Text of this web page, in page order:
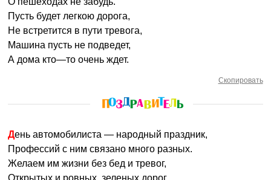
Пусть будет легкою дорога,
Не встретится в пути тревога,
Машина пусть не подведет,
А дома кто—то очень ждет.
Скопировать
День автомобилиста — народный праздник,
Профессий с ним связано много разных.
Желаем им жизни без бед и тревог,
Открытых и ровных, зеленых дорог.